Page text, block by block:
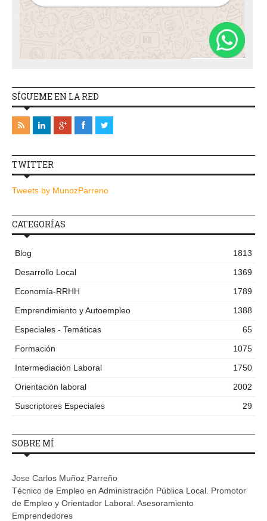
SÍGUEME EN LA RED
TWITTER
Tweets by MunozParreno
CATEGORÍAS
Blog
1813
Desarrollo Local
1369
Economía-RRHH
1789
Emprendimiento y Autoempleo
1388
Especiales - Temáticas
65
Formación
1075
Intermediación Laboral
1750
Orientación laboral
2002
Suscriptores Especiales
29
SOBRE MÍ
Jose Carlos Muñoz Parreño
Técnico de Empleo en Administración Pública Local. Promotor
de Empleo y Orientador Laboral. Asesoramiento
Emprendedores